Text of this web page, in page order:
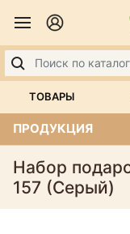
ТОВАРЫ
ПРОДУКЦИЯ
Набор
157 (Серый)